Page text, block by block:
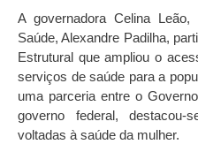
A governadora Celina
Saúde, Alexandre Padilha,
Estrutural que ampliou o
serviços de saúde para a
uma parceria entre o
governo federal,
voltadas à saúde da mulher.